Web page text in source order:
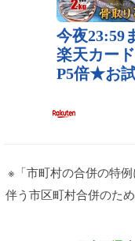
※「市町村の合併の特
伴う市区町村合併のた